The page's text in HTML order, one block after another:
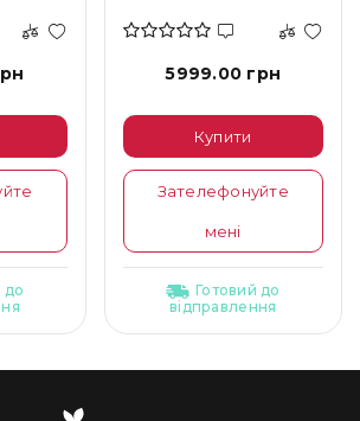
до
5999.00 грн
Купити
Зателефонуйте
мені
Готовий до
відправлення